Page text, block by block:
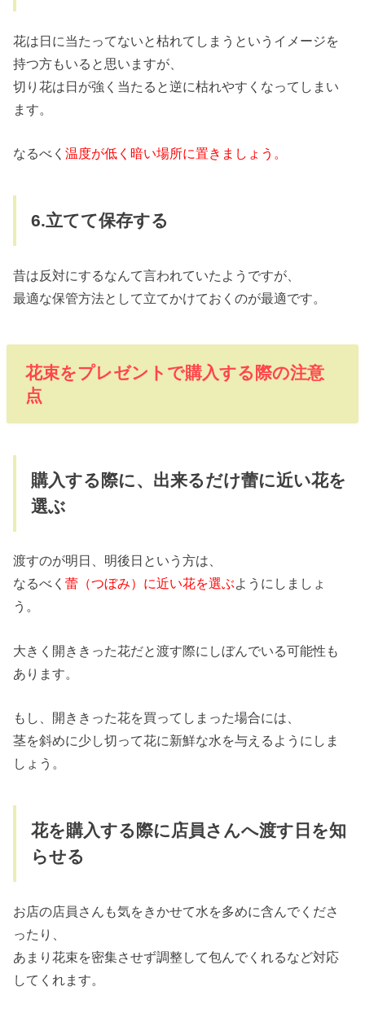
花は日に当たってないと枯れてしまうというイメージを
持つ方もいると思いますが、
切り花は日が強く当たると逆に枯れやすくなってしまい
ます。
なるべく温度が低く暗い場所に置きましょう。
6.立てて保存する
昔は反対にするなんて言われていたようですが、
最適な保管方法として立てかけておくのが最適です。
花束をプレゼントで購入する際の注意
点
購入する際に、出来るだけ蕾に近い花を
選ぶ
渡すのが明日、明後日という方は、
なるべく蕾（つぼみ）に近い花を選ぶようにしましょ
う。
大きく開ききった花だと渡す際にしぼんでいる可能性も
あります。
もし、開ききった花を買ってしまった場合には、
茎を斜めに少し切って花に新鮮な水を与えるようにしま
しょう。
花を購入する際に店員さんへ渡す日を知
らせる
お店の店員さんも気をきかせて水を多めに含んでくださ
ったり、
あまり花束を密集させず調整して包んでくれるなど対応
してくれます。